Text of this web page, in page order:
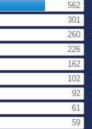
562
301
260
226
162
102
92
61
59